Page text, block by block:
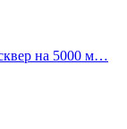
на 5000 м…